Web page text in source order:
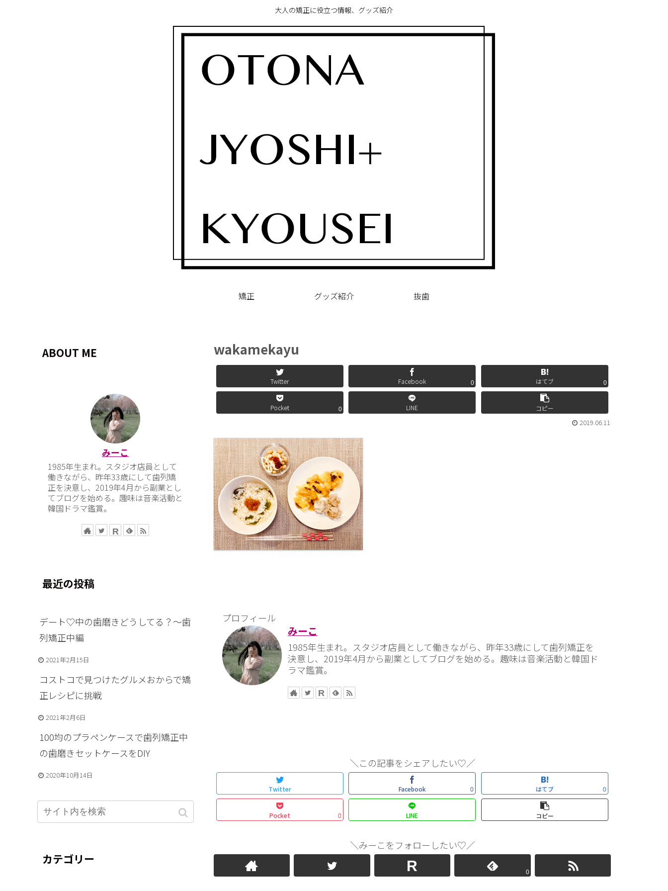
大人の矯正に役立つ情報、グッズ紹介
矯正 グッズ紹介 抜歯
wakamekayu
Twitter Facebook 0 はてブ 0
Pocket 0 LINE コピー
2019.06.11
プロフィール
みーこ
1985年生まれ。スタジオ店員として働きながら、昨年33歳にして歯列矯正を
決意し、2019年4月から副業としてブログを始める。趣味は音楽活動と韓国ド
ラマ鑑賞。
＼この記事をシェアしたい♡／
Twitter Facebook 0 はてブ 0
Pocket 0 LINE コピー
＼みーこをフォローしたい♡／
0
ABOUT ME
みーこ
1985年生まれ。スタジオ店員として
働きながら、昨年33歳にして歯列矯
正を決意し、2019年4月から副業とし
てブログを始める。趣味は音楽活動と
韓国ドラマ鑑賞。
最近の投稿
デート♡中の歯磨きどうしてる？〜歯
列矯正中編
2021年2月15日
コストコで見つけたグルメおからで矯
正レシピに挑戦
2021年2月6日
100均のプラペンケースで歯列矯正中
の歯磨きセットケースをDIY
2020年10月14日
カテゴリー